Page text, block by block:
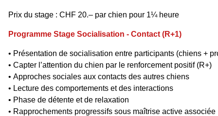
Prix du stage : CHF 20.– par chien pour 1¼ heure
Programme Stage Socialisation - Contact (R+1)
• Présentation de socialisation entre participants (chiens +
• Capter l’attention du chien par le renforcement positif (R+)
• Approches sociales aux contacts des autres chiens
• Lecture des comportements et des interactions
• Phase de détente et de relaxation
• Rapprochements progressifs sous maîtrise active associée